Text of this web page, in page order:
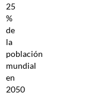
25
%
de
la
población
mundial
en
2050